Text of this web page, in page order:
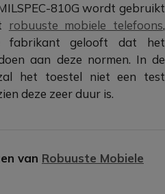
810G wordt gebruikt
robuuste mobiele telefoons,
fabrikant gelooft dat het
aan deze normen. In de
het toestel niet een test
deze zeer duur is.
van Robuuste Mobiele